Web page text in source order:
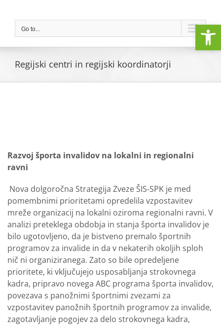
contentGo to...
Regijski centri in regijski koordinatorji
Razvoj športa invalidov na lokalni in regionalni
ravni
Nova dolgoročna Strategija Zveze ŠIS-SPK je med
pomembnimi prioritetami opredelila vzpostavitev
mreže organizacij na lokalni oziroma regionalni ravni. V
analizi preteklega obdobja in stanja športa invalidov je
bilo ugotovljeno, da je bistveno premalo športnih
programov za invalide in da v nekaterih okoljih sploh
nič ni organiziranega. Zato so bile opredeljene
prioritete, ki vključujejo usposabljanja strokovnega
kadra, pripravo novega ABC programa športa invalidov,
povezava s panožnimi športnimi zvezami za
vzpostavitev panožnih športnih programov za invalide,
zagotavljanje pogojev za delo strokovnega kadra,